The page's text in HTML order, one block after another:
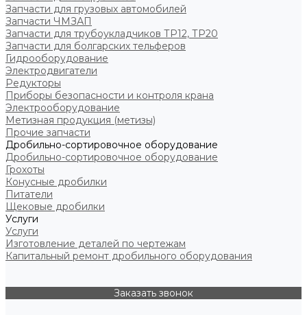
Запчасти для грузовых автомобилей
Запчасти ЧМЗАП
Запчасти для трубоукладчиков ТР12, ТР20
Запчасти для болгарских тельферов
Гидрооборудование
Электродвигатели
Редукторы
Приборы безопасности и контроля крана
Электрооборудование
Метизная продукция (метизы)
Прочие запчасти
Дробильно-сортировочное оборудование
Дробильно-сортировочное оборудование
Грохоты
Конусные дробилки
Питатели
Щековые дробилки
Услуги
Услуги
Изготовление деталей по чертежам
Капитальный ремонт дробильного оборудования
Заказать звонок